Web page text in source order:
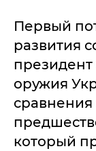
Первый
развития
оружия
сравнения
который